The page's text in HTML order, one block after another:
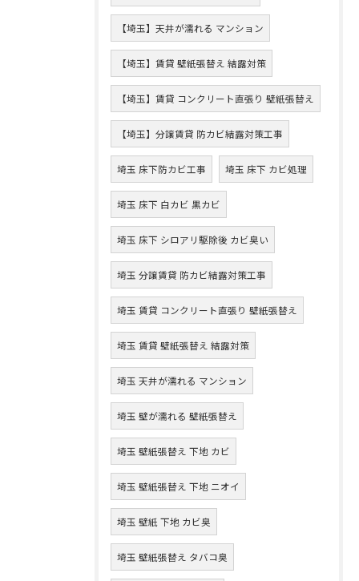
【埼玉】天井が濡れる マンション
【埼玉】賃貸 壁紙張替え 結露対策
【埼玉】賃貸 コンクリート直張り 壁紙張替え
【埼玉】分譲賃貸 防カビ結露対策工事
埼玉 床下防カビ工事 埼玉 床下 カビ処理
埼玉 床下 白カビ 黒カビ
埼玉 床下 シロアリ駆除後 カビ臭い
埼玉 分譲賃貸 防カビ結露対策工事
埼玉 賃貸 コンクリート直張り 壁紙張替え
埼玉 賃貸 壁紙張替え 結露対策
埼玉 天井が濡れる マンション
埼玉 壁が濡れる 壁紙張替え
埼玉 壁紙張替え 下地 カビ
埼玉 壁紙張替え 下地 ニオイ
埼玉 壁紙 下地 カビ臭
埼玉 壁紙張替え タバコ臭